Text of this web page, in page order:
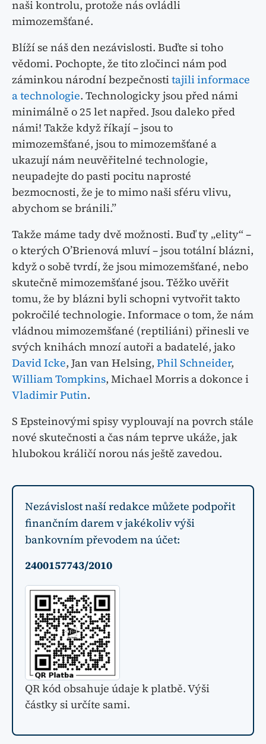
naši kontrolu, protože nás ovládli
mimozemšťané.
Blíží se náš den nezávislosti. Buďte si toho
vědomi. Pochopte, že tito zločinci nám pod
záminkou národní bezpečnostitajili informace
a technologie. Technologicky jsou před námi
minimálně o 25 let napřed. Jsou daleko před
námi! Takže když říkají – jsou to
mimozemšťané, jsou to mimozemšťané a
ukazují nám neuvěřitelné technologie,
neupadejte do pasti pocitu naprosté
bezmocnosti, že je to mimo naši sféru vlivu,
abychom se bránili.”
Takže máme tady dvě možnosti. Buď ty „elity“ –
o kterých O’Brienová mluví – jsou totální blázni,
když o sobě tvrdí, že jsou mimozemšťané, nebo
skutečně mimozemšťané jsou. Těžko uvěřit
tomu, že by blázni byli schopni vytvořit takto
pokročilé technologie. Informace o tom, že nám
vládnou mimozemšťané (reptiliáni) přinesli ve
svých knihách mnozí autoři a badatelé, jako
David Icke, Jan van Helsing, Phil Schneider,
William Tompkins, Michael Morris a dokonce i
Vladimir Putin.
S Epsteinovými spisy vyplouvají na povrch stále
nové skutečnosti a čas nám teprve ukáže, jak
hlubokou králičí norou nás ještě zavedou.
Nezávislost naší redakce můžete podpořit
finančním darem v jakékoliv výši
bankovním převodem na účet:
2400157743/2010
QR kód obsahuje údaje k platbě. Výši
částky si určíte sami.